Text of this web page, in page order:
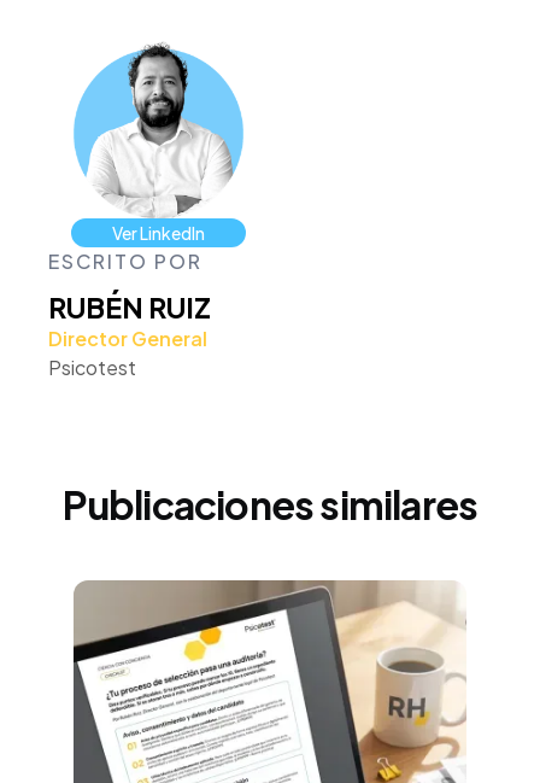
Ver LinkedIn
ESCRITO POR
RUBÉN RUIZ
Director General
Psicotest
Publicaciones similares